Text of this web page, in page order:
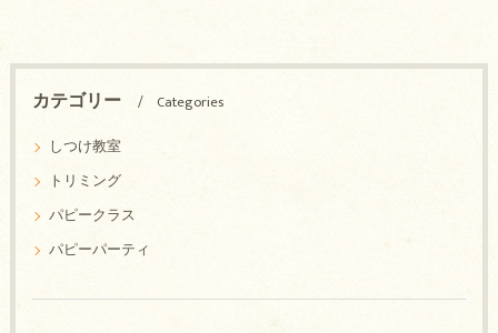
カテゴリー
Categories
しつけ教室
トリミング
パピークラス
パピーパーティ